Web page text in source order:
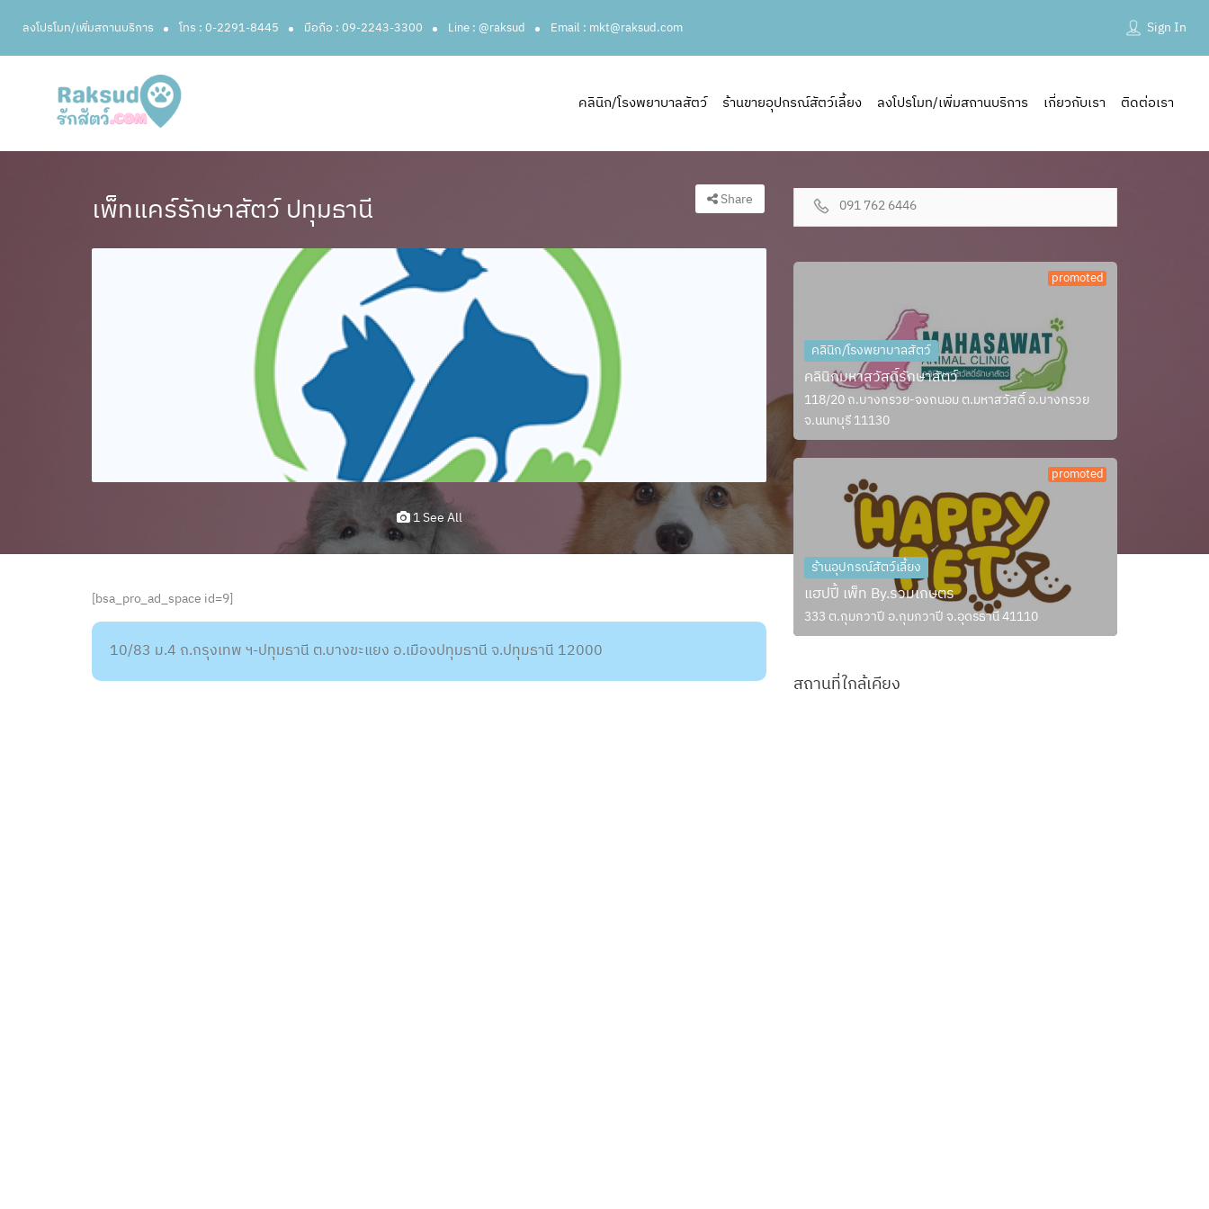
ลงโปรโมท/เพิ่มสถานบริการ โทร : 0-2291-8445 มือถือ : 09-2243-3300 Line : @raksud Email : mkt@raksud.com Sign In
คลินิก/โรงพยาบาลสัตว์ ร้านขายอุปกรณ์สัตว์เลี้ยง ลงโปรโมท/เพิ่มสถานบริการ เกี่ยวกับเรา ติดต่อเรา
เพ็ทแคร์รักษาสัตว์ ปทุมธานี Share
1 See All
[bsa_pro_ad_space id=9]
10/83 ม.4 ถ.กรุงเทพ ฯ-ปทุมธานี ต.บางขะแยง อ.เมืองปทุมธานี จ.ปทุมธานี 12000
091 762 6446
promoted
คลินิก/โรงพยาบาลสัตว์
คลินิกมหาสวัสดิ์รักษาสัตว์
118/20 ถ.บางกรวย-จงถนอม ต.มหาสวัสดิ์ อ.บางกรวย
จ.นนทบุรี 11130
promoted
ร้านอุปกรณ์สัตว์เลี้ยง
แฮปปี้ เพ็ท By.รวมเกษตร
333 ต.กุมภวาปี อ.กุมภวาปี จ.อุดรธานี 41110
สถานที่ใกล้เคียง